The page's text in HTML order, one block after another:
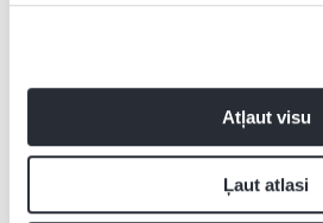
Atļaut visu
Ļaut atlasi
VALMIERA GLASS VIA dod iespēju